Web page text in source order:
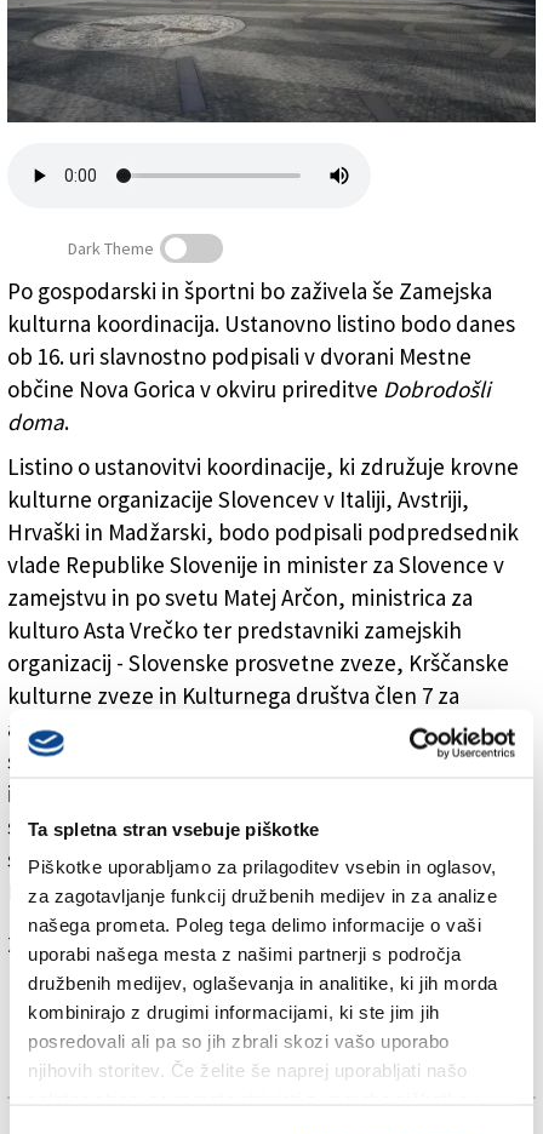
Ta spletna stran vsebuje piškotke
Piškotke uporabljamo za prilagoditev vsebin in oglasov,
za zagotavljanje funkcij družbenih medijev in za analize
našega prometa. Poleg tega delimo informacije o vaši
uporabi našega mesta z našimi partnerji s področja
družbenih medijev, oglaševanja in analitike, ki jih morda
kombinirajo z drugimi informacijami, ki ste jim jih
posredovali ali pa so jih zbrali skozi vašo uporabo
njihovih storitev. Če želite še naprej uporabljati našo
Zadruga PD
Naročnine
Trg Transalpina-Trg Evrope med Goricama (BUMBACA)
Dark Theme
Po gospodarski in športni bo zaživela še Zamejska
kulturna koordinacija. Ustanovno listino bodo danes
ob 16. uri slavnostno podpisali v dvorani Mestne
občine Nova Gorica v okviru prireditve Dobrodošli
doma.
Listino o ustanovitvi koordinacije, ki združuje krovne
kulturne organizacije Slovencev v Italiji, Avstriji,
Hrvaški in Madžarski, bodo podpisali podpredsednik
vlade Republike Slovenije in minister za Slovence v
zamejstvu in po svetu Matej Arčon, ministrica za
kulturo Asta Vrečko ter predstavniki zamejskih
organizacij - Slovenske prosvetne zveze, Krščanske
kulturne zveze in Kulturnega društva člen 7 za
avstrijsko Štajersko - Pavlova hiša iz Avstrije, Zveze
slovenskih kulturnih društev ETS, Slovenske prosvete
in Zveze slovenske katoliške prosvete iz Italije, Zveze
slovenskih društev na Hrvaškem ter Državne
slovenske samouprave in Zveze Slovencev na
Madžarskem.
Za branje in pisanje komentarjev je potrebna prijava